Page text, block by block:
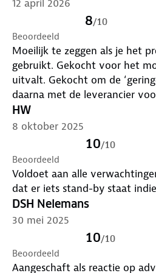
transport
Brandstoftank van 4,1 liter
uitschakeling bij een laag
Stil in gebruik met een
64,1 dB op 7 meter afstand
Waarvoor gebruik je deze
Stroomgenerator?
De SG2500i stroomgenerator
veelzijdige stroomoplossing
meenemen naar een
locatie waar stroom nodig is.
laptops, televisies en andere
veilig van stroom te voorzien,
12 april 2026
8/10
Beoordeeld
Moeilijk te zeggen als je het
gebruikt. Gekocht voor het
uitvalt. Gekocht om de
daarna met de leverancier
een vraag. Zeer vriendelijk en
gestaan. Verademing in deze
HW
8 oktober 2025
10/10
Beoordeeld
Voldoet aan alle
dat er iets stand-by staat
DSH Nelemans
30 mei 2025
10/10
Beoordeeld
Aangeschaft als reactie op